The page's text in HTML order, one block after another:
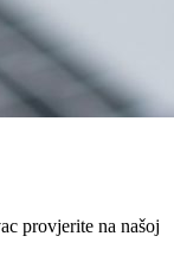
provjerite na našoj